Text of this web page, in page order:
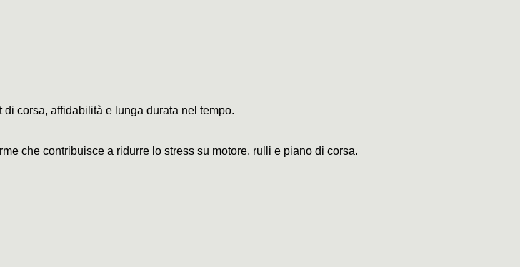
corsa, affidabilità e lunga durata nel tempo.
che contribuisce a ridurre lo stress su motore, rulli e piano di corsa.